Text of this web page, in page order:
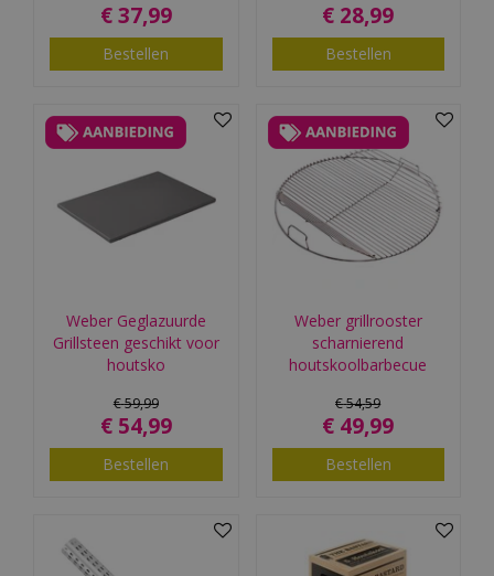
€ 37,99
Bestellen
€ 28,99
Bestellen
Weber Geglazuurde
Grillsteen geschikt voor
houtsko
€59,99
€ 54,99
Bestellen
Weber grillrooster
scharnierend
houtskoolbarbecue
€54,59
€ 49,99
Bestellen